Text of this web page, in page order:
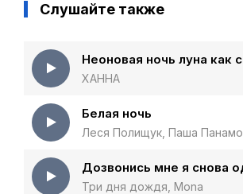
Слушайте также
ХАННА
Белая ночь
Леся Полищук, Паша Панамо
Три дня дождя, Mona